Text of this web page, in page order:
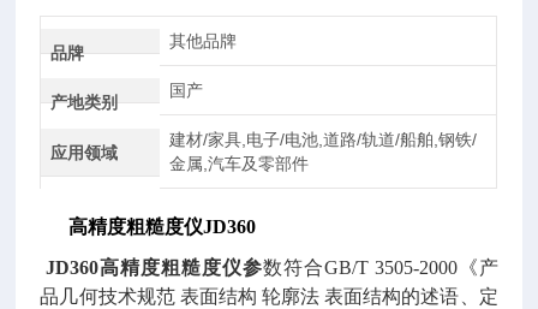
品牌
其他品牌
产地类别
国产
应用领域
建材/家具,电子/电池,道路/轨道/船舶,钢铁/
金属,汽车及零部件
高精度粗糙度仪JD360
JD360高精度粗糙度仪​参数符合GB/T 3505-2000《产
品几何技术规范 表面结构 轮廓法 表面结构的述语、定